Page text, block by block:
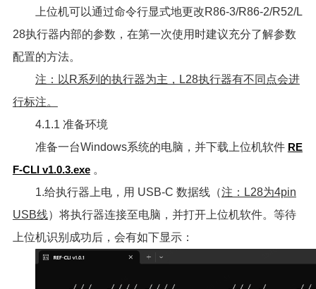
上位机可以通过命令行显式地更改R86-3/R86-2/R52/L
28执行器内部的参数，在第一次使用时建议充分了解参数
配置的方法。
注：以R系列的执行器为主，L28执行器有不同点会进
行标注。
4.1.1 准备环境
准备一台Windows系统的电脑，并下载上位机软件 RE
F-CLI v1.0.3.exe。
1.给执行器上电，用 USB-C 数据线（注：L28为4pin
USB线）将执行器连接至电脑，并打开上位机软件。等待
上位机识别成功后，会有如下显示：